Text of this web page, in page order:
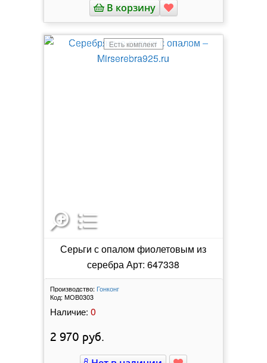
В корзину
Есть комплект
Серьги с опалом фиолетовым из
серебра Арт: 647338
Производство: Гонконг
Код: МОВ0303
Наличие: 0
2 970 руб.